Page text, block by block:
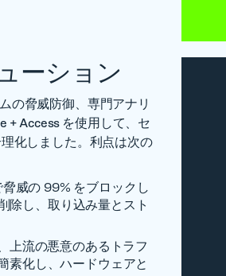
ーション
の脅威防御、専門アナリ
+ Access を使用して、セ
化しました。利点は次の
威の 99% をブロックし
除し、取り込み量とスト
上流の悪意のあるトラフ
素化し、ハードウェアと